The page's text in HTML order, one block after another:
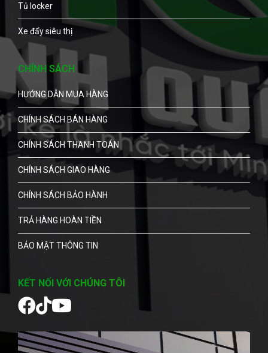
Tủ locker
Xe đẩy siêu thị
CHÍNH SÁCH
HƯỚNG DẪN MUA HÀNG
CHÍNH SÁCH BÁN HÀNG
CHÍNH SÁCH THANH TOÁN
CHÍNH SÁCH GIAO HÀNG
CHÍNH SÁCH BẢO HÀNH
TRẢ HÀNG HOÀN TIỀN
BẢO MẬT THÔNG TIN
KẾT NỐI VỚI CHÚNG TÔI